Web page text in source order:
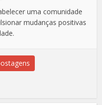
uma comunidade
mudanças positivas